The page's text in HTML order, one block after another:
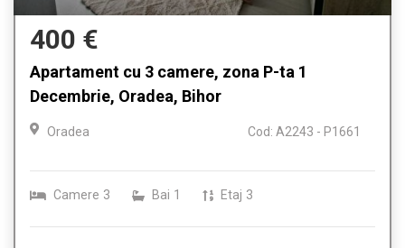
400 €
Apartament cu 3 camere, zona P-ta 1
Decembrie, Oradea, Bihor
Oradea Cod: A2243 - P1661
Camere 3 Bai 1 Etaj 3